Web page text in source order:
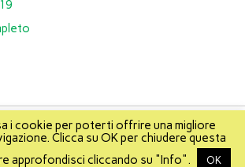
About Mikis Mappa del sito
i cookie per poterti offrire una migliore
Clicca su OK per chiudere questa
approfondisci cliccando su "Info".
OK